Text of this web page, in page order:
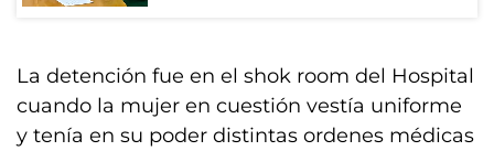
La detención fue en el shok room del Hospital
cuando la mujer en cuestión vestía uniforme
y tenía en su poder distintas ordenes médicas